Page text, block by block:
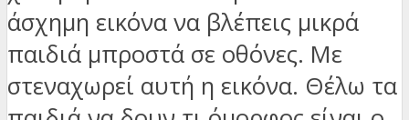
άσχημη εικόνα να βλέπεις μικρά
παιδιά μπροστά σε οθόνες. Με
στεναχωρεί αυτή η εικόνα. Θέλω τα